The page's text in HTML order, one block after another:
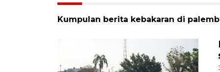
Kumpulan berita kebakaran di